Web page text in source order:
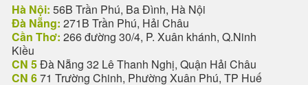
Hà Nội: 56B Trần Phú, Ba Đình, Hà Nội
Đà Nẵng: 271B Trần Phú, Hải Châu
Cần Thơ: 266 đường 30/4, P. Xuân khánh, Q.Ninh
Kiều
CN 5Đà Nẵng 32 Lê Thanh Nghị, Quận Hải Châu
CN 671 Trường Chinh, Phường Xuân Phú, TP Huế